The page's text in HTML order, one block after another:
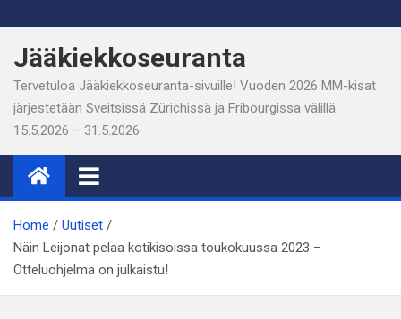
to
content
Jääkiekkoseuranta
Tervetuloa Jääkiekkoseuranta-sivuille! Vuoden 2026 MM-kisat
järjestetään Sveitsissä Zürichissä ja Fribourgissa välillä
15.5.2026 – 31.5.2026
Home
Uutiset
Näin Leijonat pelaa kotikisoissa toukokuussa 2023 –
Otteluohjelma on julkaistu!